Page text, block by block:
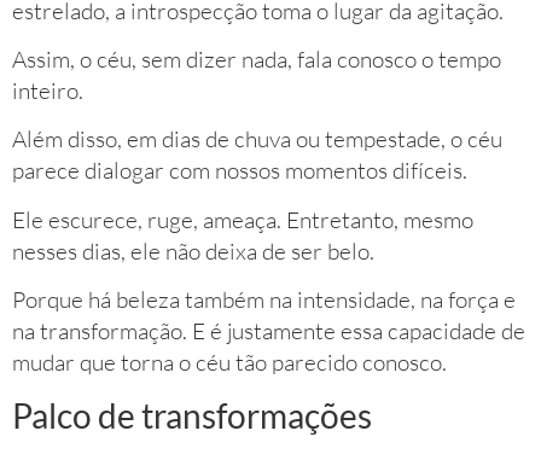
estrelado, a introspecção toma o lugar da agitação.
Assim, o céu, sem dizer nada, fala conosco o tempo
inteiro.
Além disso, em dias de chuva ou tempestade, o céu
parece dialogar com nossos momentos difíceis.
Ele escurece, ruge, ameaça. Entretanto, mesmo
nesses dias, ele não deixa de ser belo.
Porque há beleza também na intensidade, na força e
na transformação. E é justamente essa capacidade de
mudar que torna o céu tão parecido conosco.
Palco de transformações